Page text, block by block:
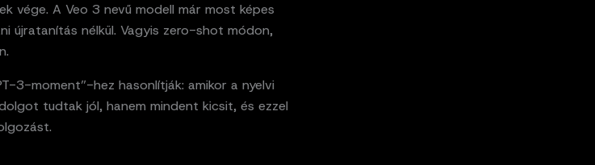
vége. A Veo 3 nevű modell már most képes
újratanítás nélkül. Vagyis zero-shot módon,
3-moment”-hez hasonlítják: amikor a nyelvi
tudtak jól, hanem mindent kicsit, és ezzel